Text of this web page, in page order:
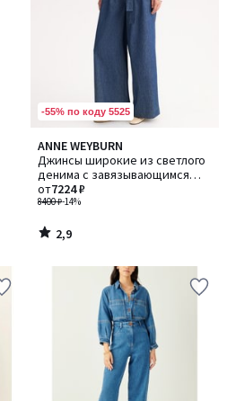
-55% по коду 5525
ANNE WEYBURN
Джинсы широкие из светлого
денима с завязывающимся
поясом
8400 ₽-14%
от7224 ₽
2,9
/ 5
2,9
/